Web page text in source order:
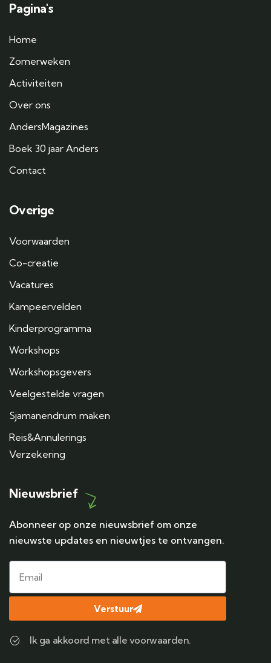
Pagina's
Home
Zomerweken
Activiteiten
Over ons
AndersMagazines
Boek 30 jaar Anders
Contact
Overige
Voorwaarden
Co-creatie
Vacatures
Kampeervelden
Kinderprogramma
Workshops
Workshopsgevers
Veelgestelde vragen
Sjamanendrum maken
Reis&Annulerings
Verzekering
Nieuwsbrief
Abonneer op onze nieuwsbrief om onze
nieuwste updates en nieuwtjes te ontvangen.
Verstuur
Ik ga akkoord met alle voorwaarden.